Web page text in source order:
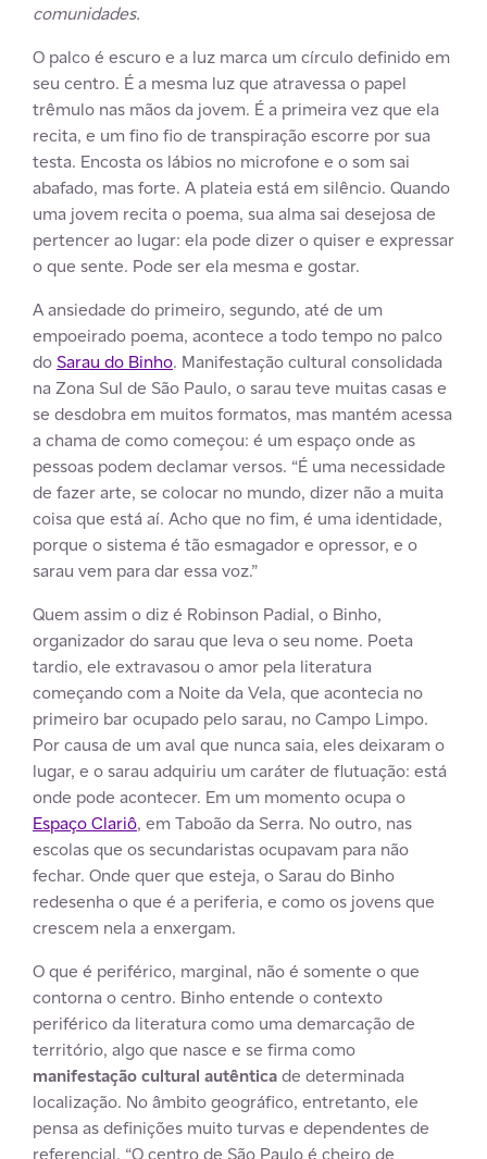
comunidades.
O palco é escuro e a luz marca um círculo definido em
seu centro. É a mesma luz que atravessa o papel
trêmulo nas mãos da jovem. É a primeira vez que ela
recita, e um fino fio de transpiração escorre por sua
testa. Encosta os lábios no microfone e o som sai
abafado, mas forte. A plateia está em silêncio. Quando
uma jovem recita o poema, sua alma sai desejosa de
pertencer ao lugar: ela pode dizer o quiser e expressar
o que sente. Pode ser ela mesma e gostar.
A ansiedade do primeiro, segundo, até de um
empoeirado poema, acontece a todo tempo no palco
doSarau do Binho. Manifestação cultural consolidada
na Zona Sul de São Paulo, o sarau teve muitas casas e
se desdobra em muitos formatos, mas mantém acessa
a chama de como começou: é um espaço onde as
pessoas podem declamar versos. “É uma necessidade
de fazer arte, se colocar no mundo, dizer não a muita
coisa que está aí. Acho que no fim, é uma identidade,
porque o sistema é tão esmagador e opressor, e o
sarau vem para dar essa voz.”
Quem assim o diz é Robinson Padial, o Binho,
organizador do sarau que leva o seu nome. Poeta
tardio, ele extravasou o amor pela literatura
começando com a Noite da Vela, que acontecia no
primeiro bar ocupado pelo sarau, no Campo Limpo.
Por causa de um aval que nunca saia, eles deixaram o
lugar, e o sarau adquiriu um caráter de flutuação: está
onde pode acontecer. Em um momento ocupa o
Espaço Clariô, em Taboão da Serra. No outro, nas
escolas que os secundaristas ocupavam para não
fechar. Onde quer que esteja, o Sarau do Binho
redesenha o que é a periferia, e como os jovens que
crescem nela a enxergam.
O que é periférico, marginal, não é somente o que
contorna o centro. Binho entende o contexto
periférico da literatura como uma demarcação de
território, algo que nasce e se firma como
manifestação cultural autênticade determinada
localização. No âmbito geográfico, entretanto, ele
pensa as definições muito turvas e dependentes de
referencial. “O centro de São Paulo é cheiro de